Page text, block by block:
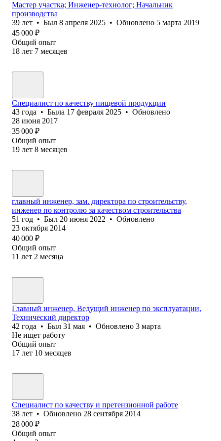
Мастер участка; Инженер-технолог; Начальник
производства
39 лет • Был 8 апреля 2025 • Обновлено 5 марта 2019
45 000 ₽
Общий опыт
18 лет 7 месяцев
Специалист по качеству пищевой продукции
43 года • Была 17 февраля 2025 • Обновлено
28 июня 2017
35 000 ₽
Общий опыт
19 лет 8 месяцев
главный инженер, зам. директора по строительству,
инженер по контролю за качеством строительства
51 год • Был 20 июня 2022 • Обновлено
23 октября 2014
40 000 ₽
Общий опыт
11 лет 2 месяца
Главный инженер, Ведущий инженер по эксплуатации,
Технический директор
42 года • Был 31 мая • Обновлено 3 марта
Не ищет работу
Общий опыт
17 лет 10 месяцев
Специалист по качеству и претензионной работе
38 лет • Обновлено 28 сентября 2014
28 000 ₽
Общий опыт